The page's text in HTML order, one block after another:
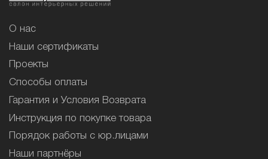
О нас
Наши сертификаты
Проекты
Способы оплаты
Гарантия и Условия Возврата
Инструкция по покупке товара
Порядок работы с юр.лицами
Наши партнёры